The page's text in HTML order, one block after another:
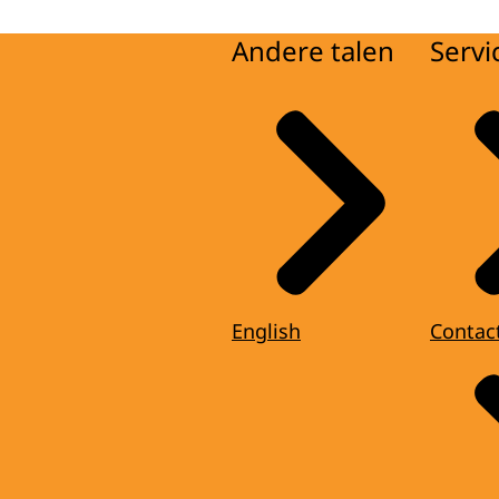
Andere talen
English